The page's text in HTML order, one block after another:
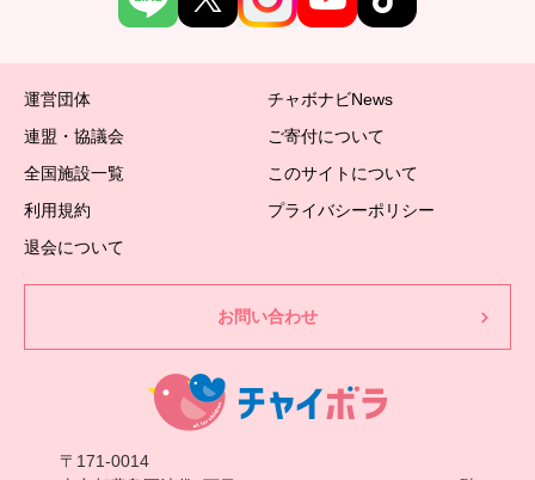
運営団体
チャボナビNews
連盟・協議会
ご寄付について
全国施設一覧
このサイトについて
利用規約
プライバシーポリシー
退会について
お問い合わせ
〒171-0014